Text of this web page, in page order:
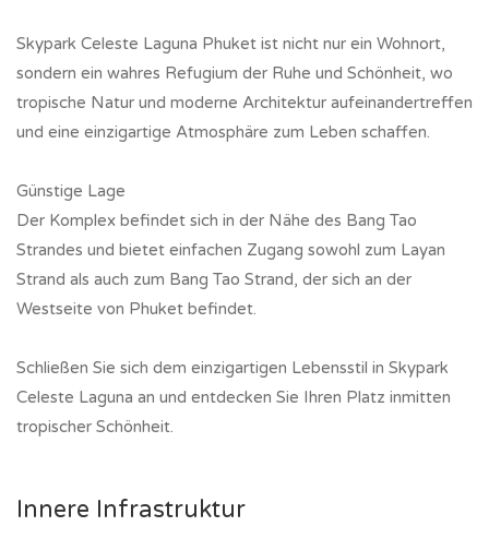
Skypark Celeste Laguna Phuket ist nicht nur ein Wohnort,
sondern ein wahres Refugium der Ruhe und Schönheit, wo
tropische Natur und moderne Architektur aufeinandertreffen
und eine einzigartige Atmosphäre zum Leben schaffen.
Günstige Lage
Der Komplex befindet sich in der Nähe des Bang Tao
Strandes und bietet einfachen Zugang sowohl zum Layan
Strand als auch zum Bang Tao Strand, der sich an der
Westseite von Phuket befindet.
Schließen Sie sich dem einzigartigen Lebensstil in Skypark
Celeste Laguna an und entdecken Sie Ihren Platz inmitten
tropischer Schönheit.
Innere Infrastruktur